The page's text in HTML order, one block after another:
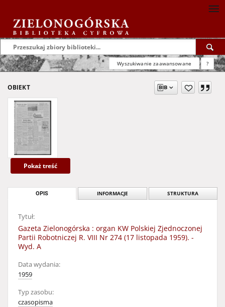
Wyszukiwanie zaawansowane ?
OBIEKT
Pokaż treść
OPIS INFORMACJE STRUKTURA
Tytuł:
Gazeta Zielonogórska : organ KW Polskiej Zjednoczonej
Partii Robotniczej R. VIII Nr 274 (17 listopada 1959). -
Wyd. A
Data wydania:
1959
Typ zasobu:
czasopisma